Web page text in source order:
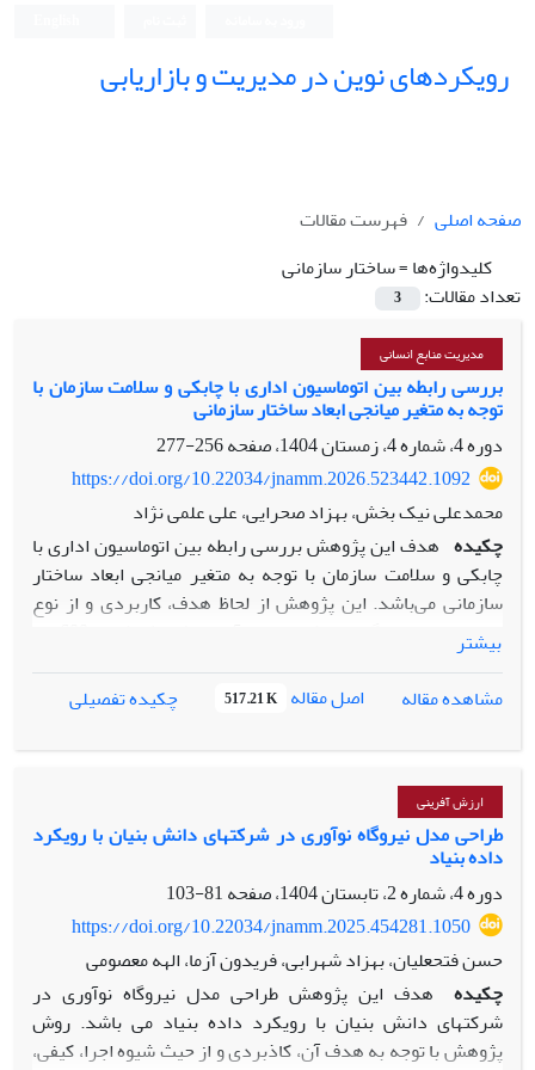
رویکردهای نوین در مدیریت و بازاریابی
صفحه اصلی
فهرست مقالات
کلیدواژه‌ها =ساختار سازمانی
تعداد مقالات:
3
مدیریت منابع انسانی
بررسی رابطه بین اتوماسیون اداری با چابکی و سلامت سازمان با
توجه به متغیر میانجی ابعاد ساختار سازمانی
دوره 4، شماره 4، زمستان 1404، صفحه
256-277
https://doi.org/10.22034/jnamm.2026.523442.1092
محمدعلی نیک بخش، بهزاد صحرایی، علی علمی نژاد
چکیده هدف این پژوهش بررسی رابطه بین اتوماسیون اداری با
چابکی و سلامت سازمان با توجه به متغیر میانجی ابعاد ساختار
سازمانی می‌باشد. این پژوهش از لحاظ هدف، کاربردی و از نوع
می‌باشد که از این تعداد 234 نفر بر اساس روش نمونه‌گیری
تصادفی ساده متناسب و بصورت مقطعی با حجم جامعه و طبق
فرمول کوکران به عنوان نمونه انتخاب شدند. به منظور گردآوری
سلامت سازمانی هوی و فیلدمن (1996) و پرسشنامه ساختار
93/0، پرسشنامه چابکی سازمانی با 28 سؤال و روایی و پایایی به
ترتیب 88/0 و 86/0، پرسشنامه سلامت سازمانی با 44 سؤال و
روایی و پایایی به ترتیب 91/0 و 85/0، و پرسشنامه ساختار
سازمانی با 24 سؤال و روایی و پایایی به ترتیب 87/0 و 93/0
استفاده گردیده است. برای تجزیه و تحلیل‌ یافته‌ها از نرم‌افزار
SPSS و LISREL استفاده شد. نتایج حاصل از تجزیه و تحلیل
بیشتر
مشاهده مقاله
اصل مقاله 517.21 K چکیده تفصیلی
ارزش آفرینی
طراحی مدل نیروگاه نوآوری در شرکتهای دانش بنیان با رویکرد
داده بنیاد
دوره 4، شماره 2، تابستان 1404، صفحه
81-103
https://doi.org/10.22034/jnamm.2025.454281.1050
حسن فتحعلیان، بهزاد شهرابی، فریدون آزما، الهه معصومی
چکیده هدف این پژوهش طراحی مدل نیروگاه نوآوری در
شرکتهای دانش بنیان با رویکرد داده بنیاد می باشد. روش
پژوهش با توجه به هدف آن، کاذبردی و از حیث شیوه اجرا، کیفی،